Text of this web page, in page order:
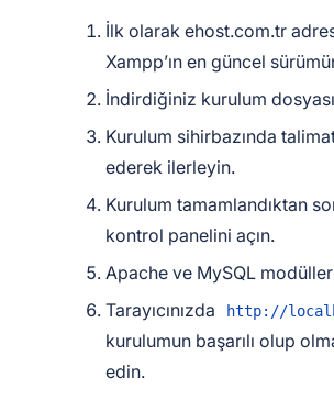
İlk olarak ehost.com.tr
Xampp’ın en güncel
İndirdiğiniz kurulum
Kurulum sihirbazında
ederek ilerleyin.
Kurulum tamamlandıktan
kontrol panelini açın.
Apache ve MySQL
Tarayıcınızda
http://
kurulumun başarılı olup
edin.